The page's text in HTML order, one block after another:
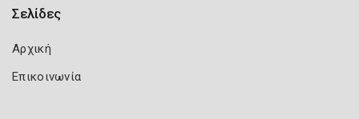
Σελίδες
Αρχική
Επικοινωνία